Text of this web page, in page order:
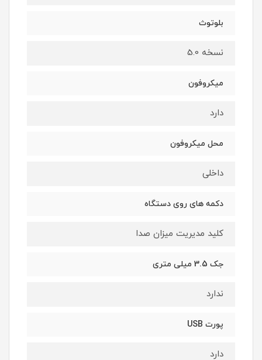
بلوتوث
نسخه 5.0
میکروفون
دارد
محل میکروفون
داخلی
دکمه‌ های روی دستگاه
کلید مدیریت میزان صدا
جک 3.5 میلی‌ متری
ندارد
پورت USB
دارد